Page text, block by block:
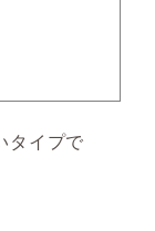
タイプで